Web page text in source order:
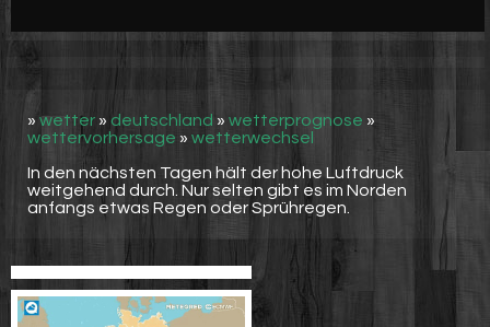
» wetter » deutschland » wetterprognose »
wettervorhersage » wetterwechsel
In den nächsten Tagen hält der hohe Luftdruck
weitgehend durch. Nur selten gibt es im Norden
anfangs etwas Regen oder Sprühregen.